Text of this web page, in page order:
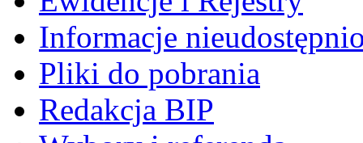
Informacje
Pliki do pobrania
Redakcja BIP